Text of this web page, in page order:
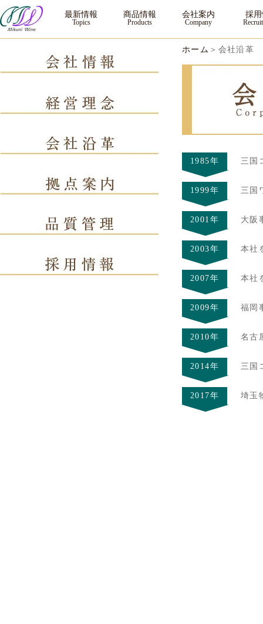
｜三国ワイン
最新情報 商品情報 会社案内 採
ホーム ＞会社沿革
1985年 三国
1999年 三国
2001年 大阪
2003年 本社
2007年 本社
2009年 福岡
2010年 名古
2014年 三国
2017年 埼玉